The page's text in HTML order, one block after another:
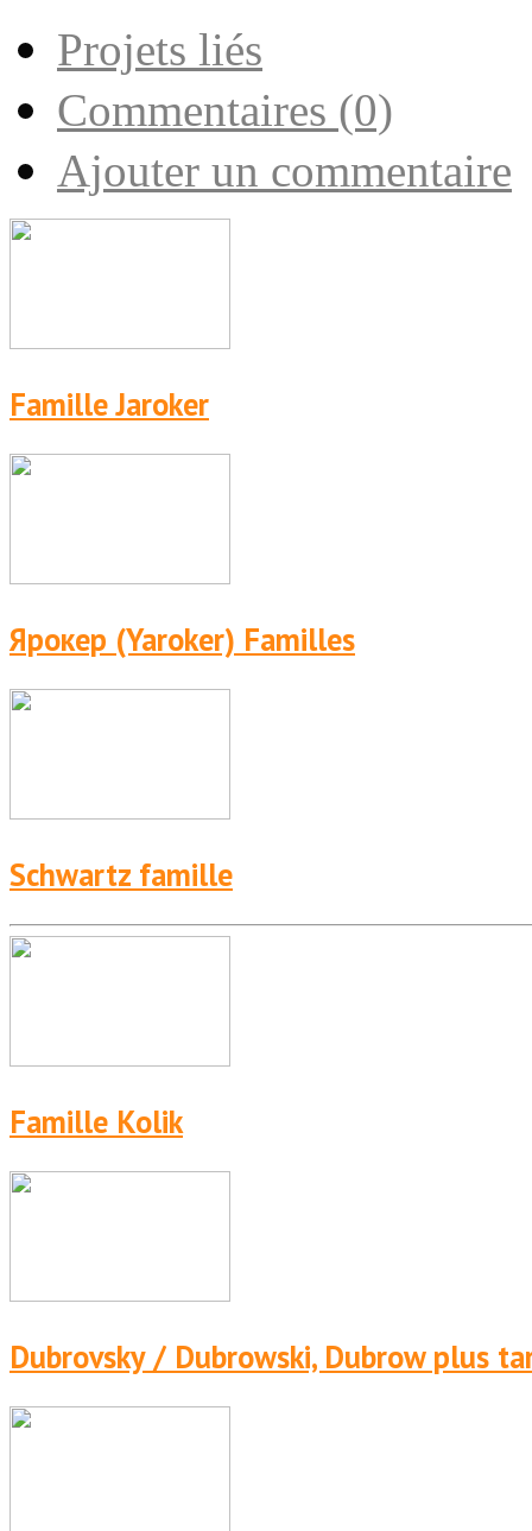
Projets liés
Commentaires (0)
Ajouter un commentaire
Famille Jaroker
Ярокер (Yaroker) Familles
Schwartz famille
Famille Kolik
Dubrovsky / Dubrowski, Dubrow plus